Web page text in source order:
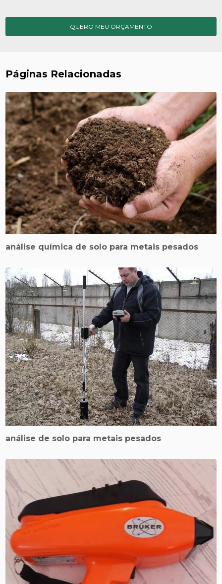
QUERO MEU ORÇAMENTO
Páginas Relacionadas
análise química de solo para metais pesados
análise de solo para metais pesados